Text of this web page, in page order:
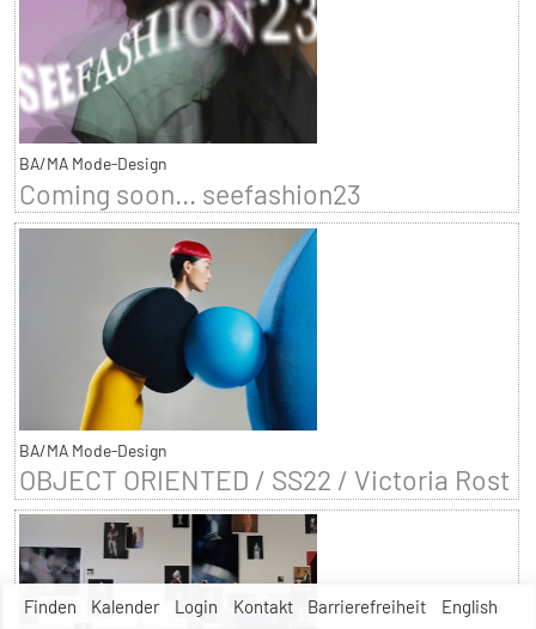
Finden Kalender Login Kontakt Barrierefreiheit English
BA/MA Mode-Design
Coming soon... seefashion23
BA/MA Mode-Design
OBJECT ORIENTED / SS22 / Victoria Rost